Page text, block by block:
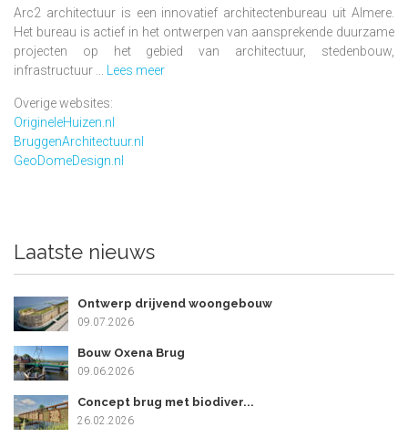
Arc2 architectuur is een innovatief architectenbureau uit Almere.
Het bureau is actief in het ontwerpen van aansprekende duurzame
projecten op het gebied van architectuur, stedenbouw,
infrastructuur ...
Lees meer
Overige websites:
OrigineleHuizen.nl
BruggenArchitectuur.nl
GeoDomeDesign.nl
Laatste nieuws
Ontwerp drijvend woongebouw
09.07.2026
Bouw Oxena Brug
09.06.2026
Concept brug met biodiver...
26.02.2026